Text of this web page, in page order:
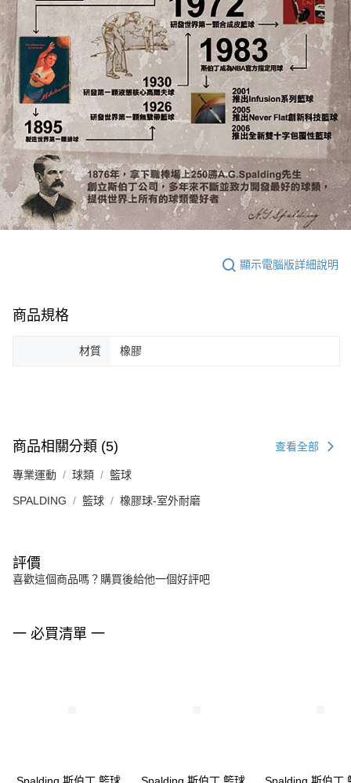
顯示電腦版詳細說明
商品規格
材質 橡膠
商品相關分類 (5) 查看全部
專業運動 球類 籃球
SPALDING 籃球 橡膠球-室外耐磨
評價
喜歡這個商品嗎？購買後給他一個好評吧
一 必買清單 一